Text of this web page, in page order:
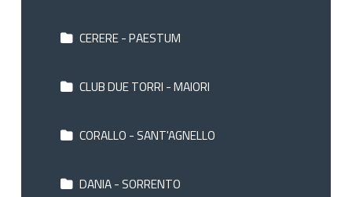
CERERE - PAESTUM
CLUB DUE TORRI - MAIORI
CORALLO - SANT'AGNELLO
DANIA - SORRENTO